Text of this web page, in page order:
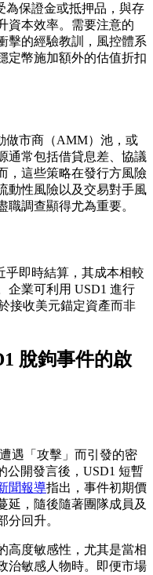
為保證金或抵押品，與存
資本效率。需要注意的
擊的經驗教訓，風控體系
定幣施加額外的估值折扣
做市商（AMM）池，或
通常包括借貸息差、協議
，這些策略在發行方風險
動性風險以及交易對手風
調查顯得尤為重要。
乎即時結算，其成本相較
企業可利用 USD1 進行
接收美元錨定資產而非
脫鉤事件的啟
遇「攻擊」而引發的密
公開發言後，USD1 短暫
聞報導指出，事件初期價
延，隨後隨著團隊成員及
分回升。
高度敏感性，尤其是當相
治敏感人物時。即便市場